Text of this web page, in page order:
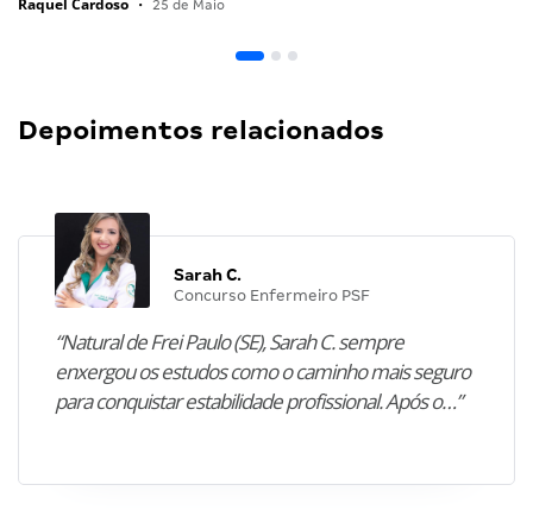
Raquel Cardoso • 25 de Maio
Depoimentos relacionados
Sarah C.
Concurso Enfermeiro PSF
“Natural de Frei Paulo (SE), Sarah C. sempre
enxergou os estudos como o caminho mais seguro
para conquistar estabilidade profissional. Após o…”